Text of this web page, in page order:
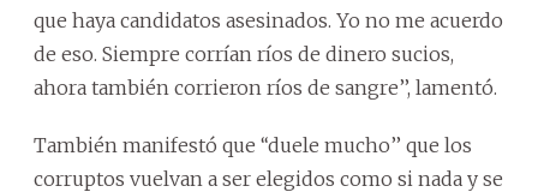
que haya candidatos asesinados. Yo no me acuerdo
de eso. Siempre corrían ríos de dinero sucios,
ahora también corrieron ríos de sangre’’, lamentó.
También manifestó que ‘‘duele mucho’’ que los
corruptos vuelvan a ser elegidos como si nada y se